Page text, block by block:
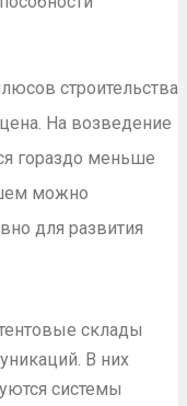
строительства
На возведение
гораздо меньше
можно
для развития
склады
В них
системы